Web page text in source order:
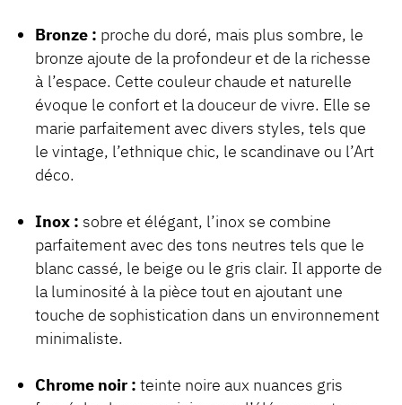
Bronze : proche du doré, mais plus sombre, le
bronze ajoute de la profondeur et de la richesse
à l’espace. Cette couleur chaude et naturelle
évoque le confort et la douceur de vivre. Elle se
marie parfaitement avec divers styles, tels que
le vintage, l’ethnique chic, le scandinave ou l’Art
déco.
Inox : sobre et élégant, l’inox se combine
parfaitement avec des tons neutres tels que le
blanc cassé, le beige ou le gris clair. Il apporte de
la luminosité à la pièce tout en ajoutant une
touche de sophistication dans un environnement
minimaliste.
Chrome noir : teinte noire aux nuances gris